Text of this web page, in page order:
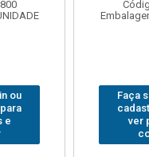
Embalagem: 1 - UNIDADE
Faça seu login ou
cadastre-se para